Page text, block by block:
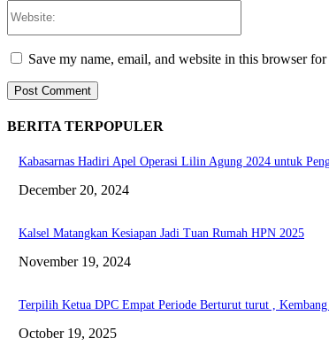
Save my name, email, and website in this browser
BERITA TERPOPULER
Kabasarnas Hadiri Apel Operasi Lilin Agung 2024 untuk
December 20, 2024
Kalsel Matangkan Kesiapan Jadi Tuan Rumah HPN 2025
November 19, 2024
Terpilih Ketua DPC Empat Periode Berturut turut ,
October 19, 2025